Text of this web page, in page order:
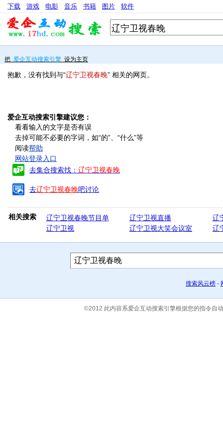
下载 游戏 电影 音乐 书籍 图片 软件
把 爱企互动搜索引擎 设为主页
抱歉，没有找到与“辽宁卫视春晚” 相关的网页。
爱企互动搜索引擎建议您：
看看输入的文字是否有误
去掉可能不必要的字词，如“的”、“什么”等
阅读帮助
网站登录入口
去集合搜索找： 辽宁卫视春晚
去辽宁卫视春晚吧讨论
相关搜索 辽宁卫视春晚节目单 辽宁卫视直播
辽
辽宁卫视
辽宁卫视大笑会议室 辽
搜索风云榜 -
©2012 此内容系爱企互动搜索引擎根据您的指令自